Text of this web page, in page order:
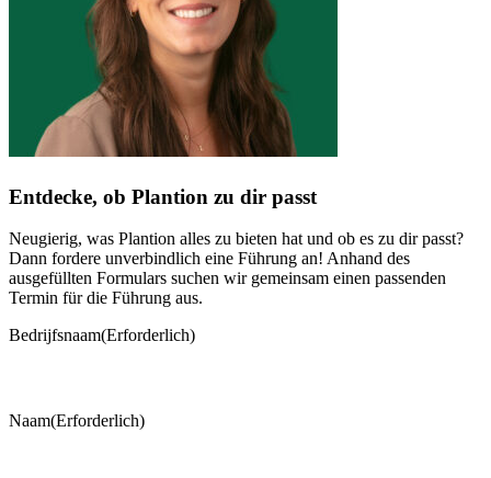
Entdecke, ob Plantion zu dir passt
Neugierig, was Plantion alles zu bieten hat und ob es zu dir passt?
Dann fordere unverbindlich eine Führung an! Anhand des
ausgefüllten Formulars suchen wir gemeinsam einen passenden
Termin für die Führung aus.
Bedrijfsnaam(Erforderlich)
Naam(Erforderlich)